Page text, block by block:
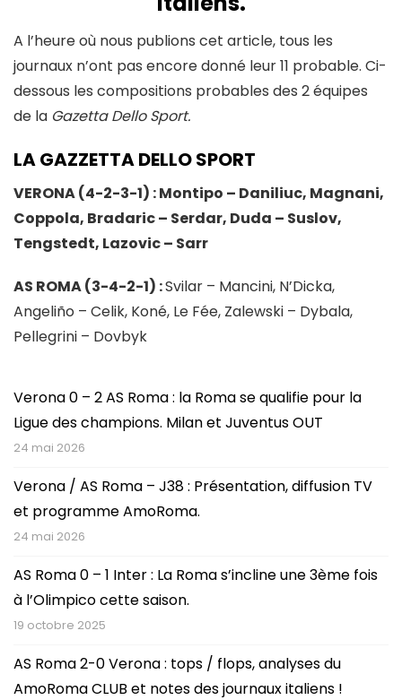
A l’heure où nous publions cet article, tous les
journaux n’ont pas encore donné leur 11 probable. Ci-
dessous les compositions probables des 2 équipes
de la Gazetta Dello Sport.
LA GAZZETTA DELLO SPORT
VERONA (4-2-3-1) : Montipo – Daniliuc, Magnani,
Coppola, Bradaric – Serdar, Duda – Suslov,
Tengstedt, Lazovic – Sarr
AS ROMA (3-4-2-1) :Svilar – Mancini, N’Dicka,
Angeliño – Celik, Koné, Le Fée, Zalewski – Dybala,
Pellegrini – Dovbyk
Verona 0 – 2 AS Roma : la Roma se qualifie pour la
Ligue des champions. Milan et Juventus OUT
24 mai 2026
Verona / AS Roma – J38 : Présentation, diffusion TV
et programme AmoRoma.
24 mai 2026
AS Roma 0 – 1 Inter : La Roma s’incline une 3ème fois
à l’Olimpico cette saison.
19 octobre 2025
AS Roma 2-0 Verona : tops / flops, analyses du
AmoRoma CLUB et notes des journaux italiens !